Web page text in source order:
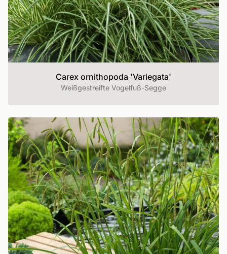
Carex ornithopoda 'Variegata'
Weißgestreifte Vogelfuß-Segge